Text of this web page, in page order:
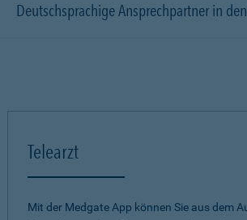
Deutschsprachige Ansprechpartner in
Telearzt
Mit der Medgate App können Sie aus dem